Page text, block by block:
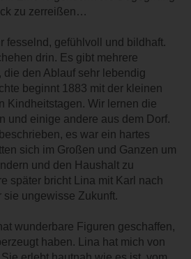
zu zerreißen…
fesselnd, gefühlvoll und bildhaft.
drin. Es gibt mehrere
die den Ablauf sehr lebendig
beginnt 1883 mit der kleinen
Kindheitstagen. Wir lernen die
und einige andere aus dem Dorf.
es war ein hartes
sich im Großen und Ganzen um
und den Haushalt zu
später bricht Lina mit Karl nach
sie ungewisse Zukunft.
wunderbare Figuren geschaffen,
haben. Lina hat mich von